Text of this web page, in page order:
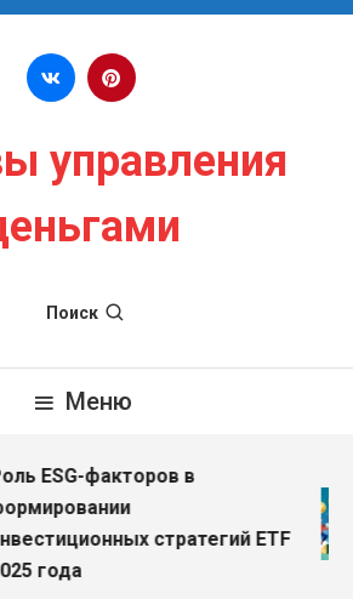
управления
Поиск
Меню
ESG-факторов в
стратегий ETF
года